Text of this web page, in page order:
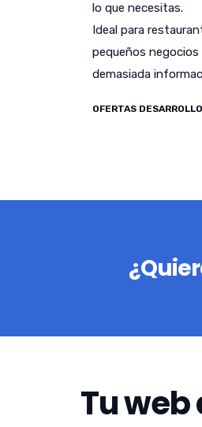
lo que necesitas.
Ideal para
pequeños
demasiada
OFERTAS
Tu